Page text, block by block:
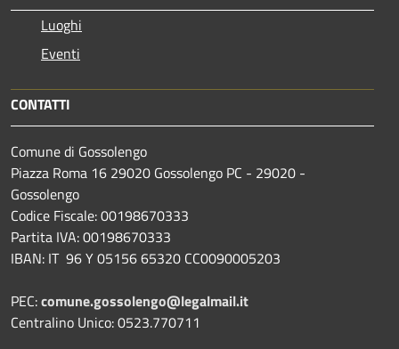
Luoghi
Eventi
CONTATTI
Comune di Gossolengo
Piazza Roma 16 29020 Gossolengo PC - 29020 -
Gossolengo
Codice Fiscale: 00198670333
Partita IVA: 00198670333
IBAN: IT 96 Y 05156 65320 CC0090005203
PEC:comune.gossolengo@legalmail.it
Centralino Unico: 0523.770711